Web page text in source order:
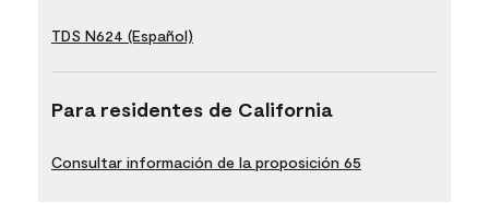
TDS N624 (Español)
Para residentes de California
Consultar información de la proposición 65